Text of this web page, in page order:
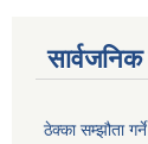
ठेक्का सम्झौता